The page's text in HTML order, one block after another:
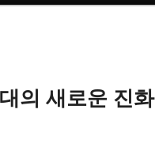
의 새로운 진화